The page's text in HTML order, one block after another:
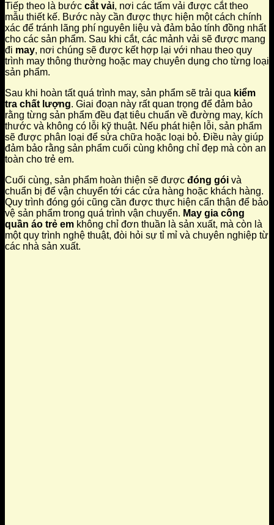
Tiếp theo là bước cắt vải, nơi các tấm vải được cắt theo
mẫu thiết kế. Bước này cần được thực hiện một cách chính
xác để tránh lãng phí nguyên liệu và đảm bảo tính đồng nhất
cho các sản phẩm. Sau khi cắt, các mảnh vải sẽ được mang
đi may, nơi chúng sẽ được kết hợp lại với nhau theo quy
trình may thông thường hoặc may chuyên dụng cho từng loại
sản phẩm.
Sau khi hoàn tất quá trình may, sản phẩm sẽ trải qua kiểm
tra chất lượng. Giai đoạn này rất quan trọng để đảm bảo
rằng từng sản phẩm đều đạt tiêu chuẩn về đường may, kích
thước và không có lỗi kỹ thuật. Nếu phát hiện lỗi, sản phẩm
sẽ được phân loại để sửa chữa hoặc loại bỏ. Điều này giúp
đảm bảo rằng sản phẩm cuối cùng không chỉ đẹp mà còn an
toàn cho trẻ em.
Cuối cùng, sản phẩm hoàn thiện sẽ được đóng gói và
chuẩn bị để vận chuyển tới các cửa hàng hoặc khách hàng.
Quy trình đóng gói cũng cần được thực hiện cẩn thận để bảo
vệ sản phẩm trong quá trình vận chuyển. May gia công
quần áo trẻ em không chỉ đơn thuần là sản xuất, mà còn là
một quy trình nghệ thuật, đòi hỏi sự tỉ mỉ và chuyên nghiệp từ
các nhà sản xuất.